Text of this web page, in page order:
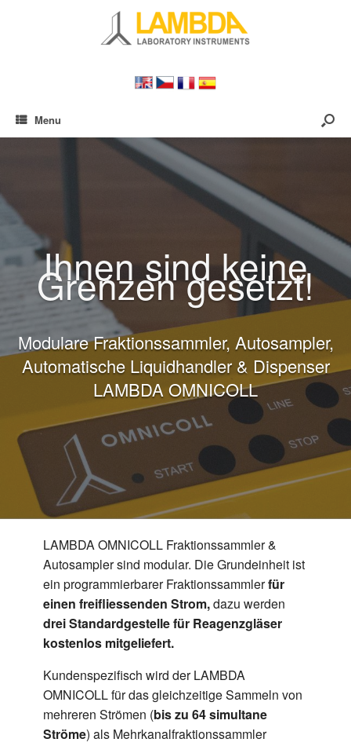
Menu
Ihnen sind keine
Grenzen gesetzt!
Modulare Fraktionssammler, Autosampler,
Automatische Liquidhandler & Dispenser
LAMBDA OMNICOLL
LAMBDA OMNICOLL Fraktionssammler &
Autosampler sind modular. Die Grundeinheit ist
ein programmierbarer Fraktionssammlerfür
einen freifliessenden Strom,dazu werden
drei Standardgestelle für Reagenzgläser
kostenlos mitgeliefert.
Kundenspezifisch wird der LAMBDA
OMNICOLL für das gleichzeitige Sammeln von
mehreren Strömen (bis zu 64 simultane
Ströme) als Mehrkanalfraktionssammler